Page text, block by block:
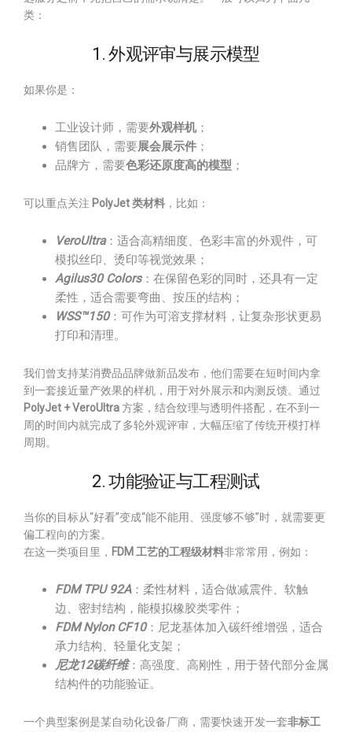
类：
1. 外观评审与展示模型
如果你是：
工业设计师，需要外观样机 ；
销售团队，需要展会展示件 ；
品牌方，需要色彩还原度高的模型 ；
可以重点关注 PolyJet 类材料 ，比如：
VeroUltra：适合高精细度、色彩丰富的外观件，可
模拟丝印、烫印等视觉效果；
Agilus30 Colors：在保留色彩的同时，还具有一定
柔性，适合需要弯曲、按压的结构；
WSS™150：可作为可溶支撑材料，让复杂形状更易
打印和清理。
我们曾支持某消费品品牌做新品发布，他们需要在短时间内拿
到一套接近量产效果的样机，用于对外展示和内测反馈。通过
PolyJet + VeroUltra方案，结合纹理与透明件搭配，在不到一
周的时间内就完成了多轮外观评审，大幅压缩了传统开模打样
周期。
2. 功能验证与工程测试
当你的目标从“好看”变成“能不能用、强度够不够”时，就需要更
偏工程向的方案。
在这一类项目里， FDM 工艺的工程级材料非常常用，例如：
FDM TPU 92A：柔性材料，适合做减震件、软触
边、密封结构，能模拟橡胶类零件；
FDM Nylon CF10：尼龙基体加入碳纤维增强，适合
承力结构、轻量化支架；
尼龙12碳纤维：高强度、高刚性，用于替代部分金属
结构件的功能验证。
一个典型案例是某自动化设备厂商，需要快速开发一套非标工